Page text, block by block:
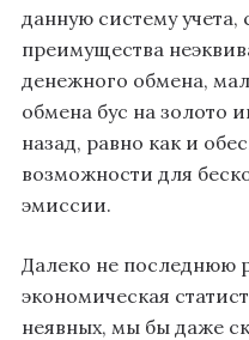
данную систему учета,
преимущества
денежного обмена,
обмена бус на золото
назад, равно как и
возможности для
эмиссии.
Далеко не последнюю
экономическая
неявных, мы бы даже